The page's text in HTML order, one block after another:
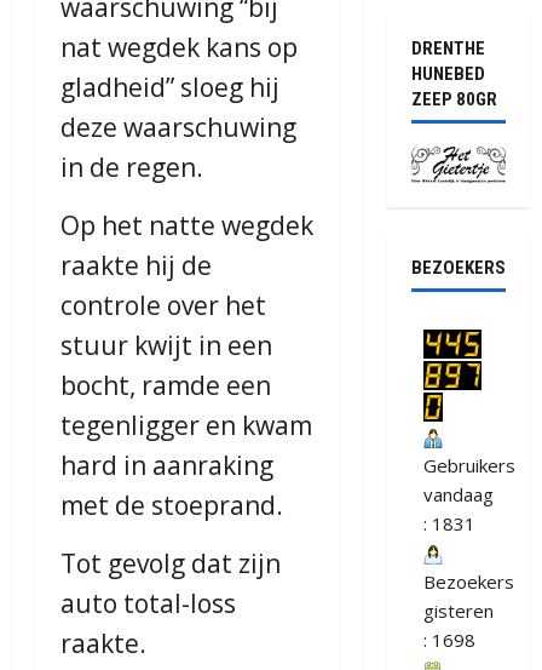
waarschuwing “bij
nat wegdek kans op
gladheid” sloeg hij
deze waarschuwing
in de regen.
Op het natte wegdek
raakte hij de
controle over het
stuur kwijt in een
bocht, ramde een
tegenligger en kwam
hard in aanraking
met de stoeprand.
Tot gevolg dat zijn
auto total-loss
raakte.
DRENTHE
HUNEBED
ZEEP 80GR
BEZOEKERS
Gebruikers
vandaag
: 1831
Bezoekers
gisteren
: 1698